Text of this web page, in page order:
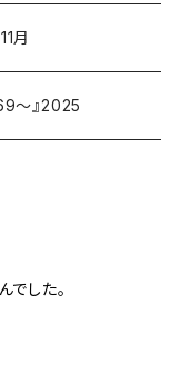
月
～』2025
した。